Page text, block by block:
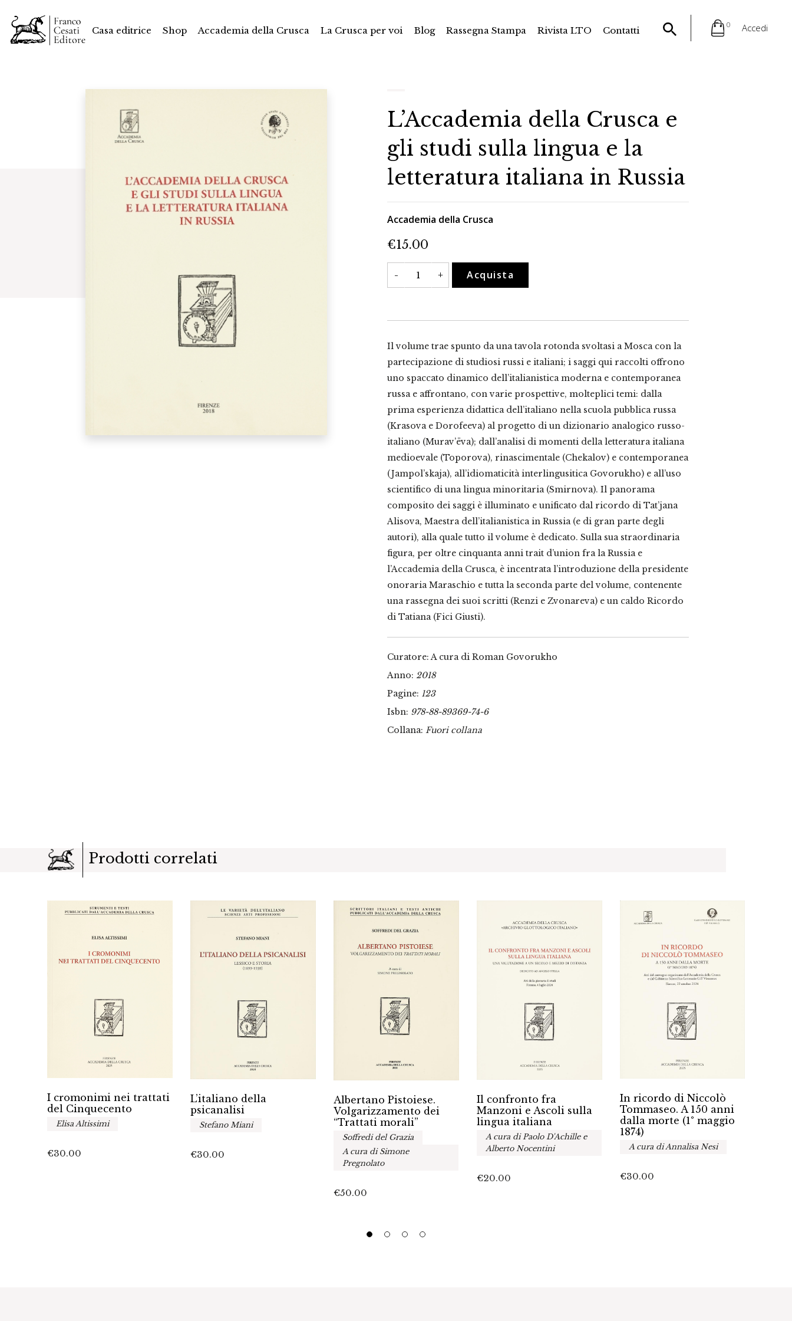
Casa editrice Shop Accademia della Crusca La Crusca per voi Blog Rassegna Stampa Rivista LTO Contatti
0 Accedi
L’Accademia della Crusca e
gli studi sulla lingua e la
letteratura italiana in Russia
Accademia della Crusca
€15.00
-
L'Accademia
della
Crusca
sulla
e
la
letteratura
italiana
in
Russia
quantità
+ Acquista
Il volume trae spunto da una tavola rotonda svoltasi a Mosca con la
partecipazione di studiosi russi e italiani; i saggi qui raccolti offrono
uno spaccato dinamico dell’italianistica moderna e contemporanea
russa e affrontano, con varie prospettive, molteplici temi: dalla
prima esperienza didattica dell’italiano nella scuola pubblica russa
(Krasova e Dorofeeva) al progetto di un dizionario analogico russo-
italiano (Murav’ëva); dall’analisi di momenti della letteratura italiana
medioevale (Toporova), rinascimentale (Chekalov) e contemporanea
(Jampol’skaja), all’idiomaticità interlingusitica Govorukho) e all’uso
scientifico di una lingua minoritaria (Smirnova). Il panorama
composito dei saggi è illuminato e unificato dal ricordo di Tat’jana
Alisova, Maestra dell’italianistica in Russia (e di gran parte degli
autori), alla quale tutto il volume è dedicato. Sulla sua straordinaria
figura, per oltre cinquanta anni trait d’union fra la Russia e
l’Accademia della Crusca, è incentrata l’introduzione della presidente
onoraria Maraschio e tutta la seconda parte del volume, contenente
una rassegna dei suoi scritti (Renzi e Zvonareva) e un caldo Ricordo
di Tatiana (Fici Giusti).
Curatore: A cura di Roman Govorukho
Anno: 2018
Pagine: 123
Isbn: 978-88-89369-74-6
Collana: Fuori collana
Prodotti correlati
I cromonimi nei trattati
del Cinquecento
Elisa Altissimi
€30.00
L’italiano della
psicanalisi
Stefano Miani
€30.00
Albertano Pistoiese.
Volgarizzamento dei
“Trattati morali”
Soffredi del Grazia
A cura di Simone
Pregnolato
€50.00
Il confronto fra
Manzoni e Ascoli sulla
lingua italiana
A cura di Paolo D'Achille e
Alberto Nocentini
€20.00
In ricordo di Niccolò
Tommaseo. A 150 anni
dalla morte (1° maggio
1874)
A cura di Annalisa Nesi
€30.00